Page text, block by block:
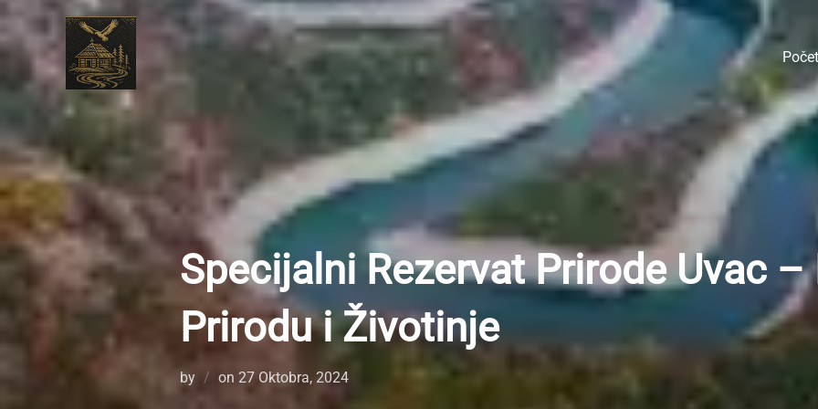
content
Specijalni Rezervat Prirode Uvac –
Prirodu i Životinje
by on Posted
27 Oktobra, 2024